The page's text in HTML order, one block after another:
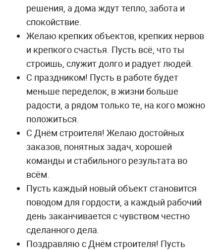
решения, а дома ждут тепло, забота и
спокойствие.
Желаю крепких объектов, крепких нервов
и крепкого счастья. Пусть всё, что ты
строишь, служит долго и радует людей.
С праздником! Пусть в работе будет
меньше переделок, в жизни больше
радости, а рядом только те, на кого можно
положиться.
С Днём строителя! Желаю достойных
заказов, понятных задач, хорошей
команды и стабильного результата во
всём.
Пусть каждый новый объект становится
поводом для гордости, а каждый рабочий
день заканчивается с чувством честно
сделанного дела.
Поздравляю с Днём строителя! Пусть